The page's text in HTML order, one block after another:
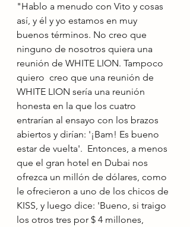
"Hablo a menudo con Vito y cosas
así, y él y yo estamos en muy
buenos términos. No creo que
ninguno de nosotros quiera una
reunión de WHITE LION. Tampoco
quiero  creo que una reunión de
WHITE LION sería una reunión
honesta en la que los cuatro
entrarían al ensayo con los brazos
abiertos y dirían: '¡Bam! Es bueno
estar de vuelta'.  Entonces, a menos
que el gran hotel en Dubai nos
ofrezca un millón de dólares, como
le ofrecieron a uno de los chicos de
KISS, y luego dice: 'Bueno, si traigo
los otros tres por $ 4 millones,